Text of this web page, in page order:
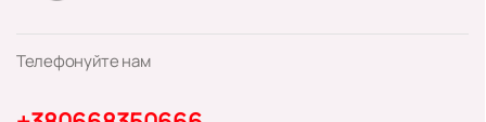
Телефонуйте нам